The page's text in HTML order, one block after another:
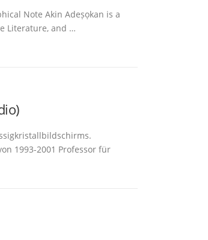
Note Akin Adeṣọkan is a
Literature, and …
1993-2001 Professor für